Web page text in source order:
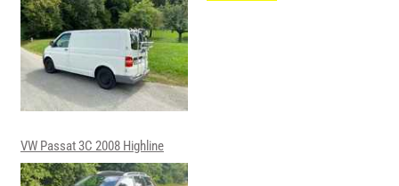
VW Passat 3C 2008 Highline